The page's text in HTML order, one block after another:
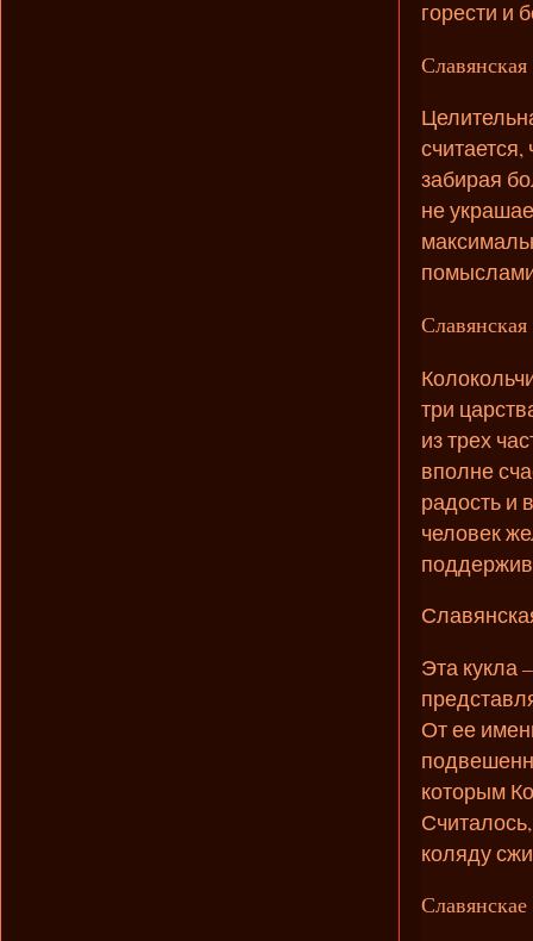
горести и
Славянская
забирая
не
три
из трех
вполне
радость и
человек
Эта кукла
От ее
которым
коляду